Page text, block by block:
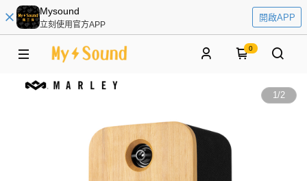
Mysound
立刻使用官方APP
開啟APP
0
1/2